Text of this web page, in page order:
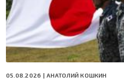
05.08.2026 | АНАТОЛИЙ КОШКИН